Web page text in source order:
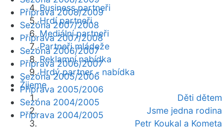
Business partneři
Hrdí partneři
Mediální partneři
Partneři mládeže
Reklamní nabídka
Hrdý partner - nabídka
Žijeme
Děti dětem
Jsme jedna rodina
Petr Koukal a Kometa
Příprava 2008/2009
Sezóna 2007/2008
Příprava 2007/2008
Sezóna 2006/2007
Příprava 2006/2007
Sezóna 2005/2006
Příprava 2005/2006
Sezóna 2004/2005
Příprava 2004/2005